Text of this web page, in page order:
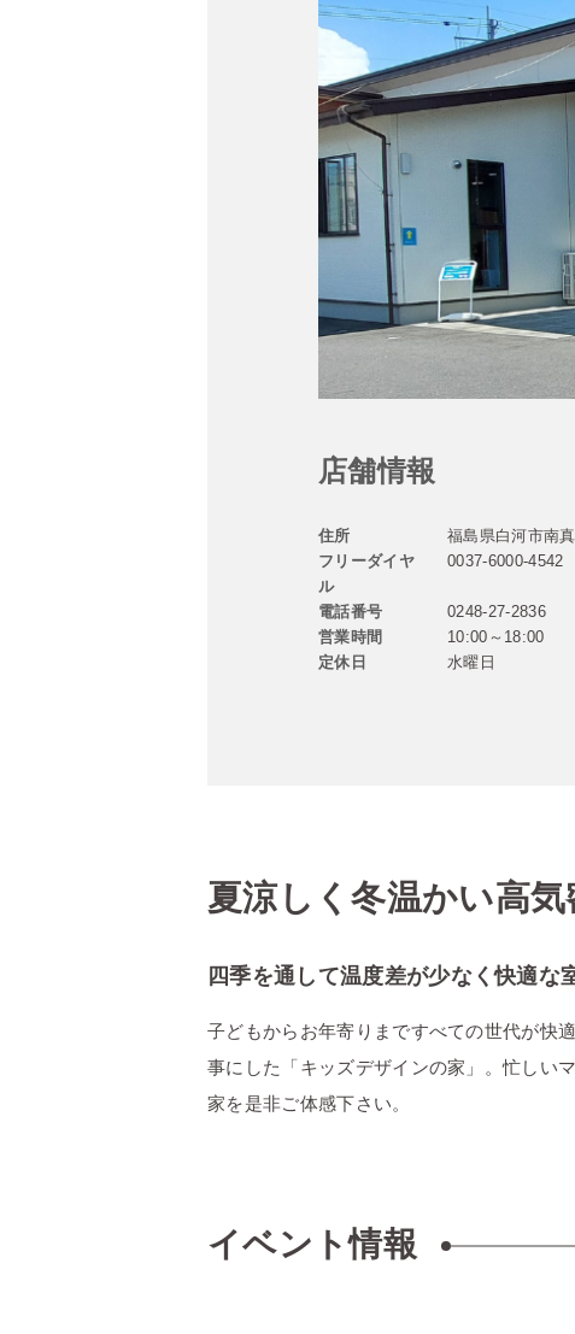
店舗情報
住所 福島県白河市南
フリーダイヤ
ル
0037-6000-4542
電話番号
0248-27-2836
営業時間
10:00～18:00
定休日
水曜日
夏涼しく冬温かい高
四季を通して温度差が少なく快適
子どもからお年寄りまですべての世代が快
事にした「キッズデザインの家」。忙しい
家を是非ご体感下さい。
イベント情報